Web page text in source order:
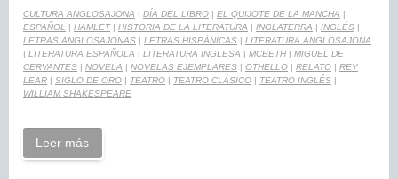
CULTURA ANGLOSAJONA | DÍA DEL LIBRO | EL QUIJOTE DE LA MANCHA |
ESPAÑOL
| HAMLET| HISTORIA DE LA LITERATURA | INGLATERRA | INGLÉS |
LETRAS ANGLOSAJONAS | LETRAS HISPÁNICAS | LITERATURA ANGLOSAJONA
| LITERATURA ESPAÑOLA | LITERATURA INGLESA | MCBETH | MIGUEL DE
CERVANTES | NOVELA | NOVELAS EJEMPLARES | OTHELLO | RELATO | REY
LEAR | SIGLO DE ORO | TEATRO | TEATRO CLÁSICO | TEATRO INGLÉS |
WILLIAM SHAKESPEARE
Leer más